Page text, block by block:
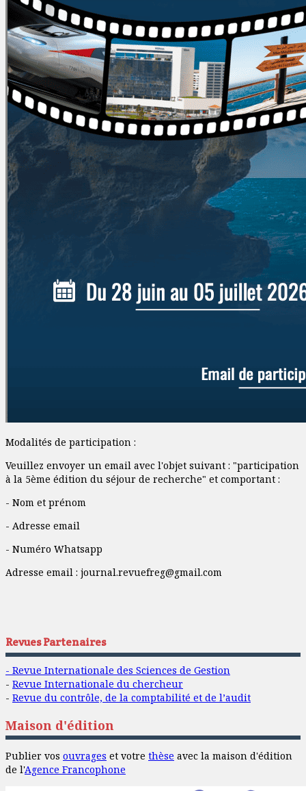
Modalités de participation :
Veuillez envoyer un email avec l'objet suivant : "participation
à la 5ème édition du séjour de recherche" et comportant :
- Nom et prénom
- Adresse email
- Numéro Whatsapp
Adresse email : journal.revuefreg@gmail.com
Revues Partenaires
- Revue Internationale des Sciences de Gestion
- Revue Internationale du chercheur
- Revue du contrôle, de la comptabilité et de l’audit
Maison d'édition
Publier vos ouvrages et votre thèse avec la maison d'édition
de l'Agence Francophone